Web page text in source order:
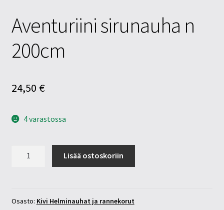
Aventuriini sirunauha n
200cm
24,50 €
4 varastossa
määrä
Lisää ostoskoriin
Osasto: Kivi Helminauhat ja rannekorut